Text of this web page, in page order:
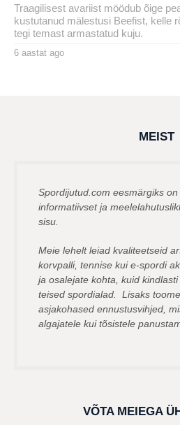
Traagilisest avariist möödub õige
kustutanud mälestusi Beefist, kelle
tegi temast armastatud kuju.
6 aastat ago
MEIST
Spordijutud.com eesmärgiks
informatiivset ja
sisu.
Meie lehelt leiad kvaliteetseid
korvpalli, tennise kui e-spordi
ja osalejate kohta, kuid
teised spordialad. Lisaks
asjakohased ennustusvihjed,
algajatele kui tõsistele
VÕTA MEIEGA